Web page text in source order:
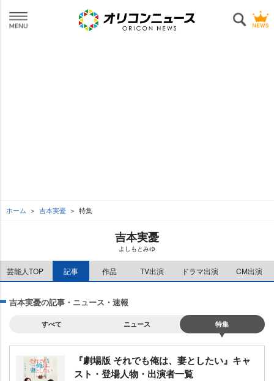
ホーム 吉本実憂 特集
吉本実憂
よしもとみゆ
芸能人TOP 記事 作品 TV出演 ドラマ出演 CM出演
吉本実憂の記事・ニュース・速報
すべて ニュース 特集
『劇場版 それでも俺は、妻としたい』キャ
スト・登場人物・出演者一覧